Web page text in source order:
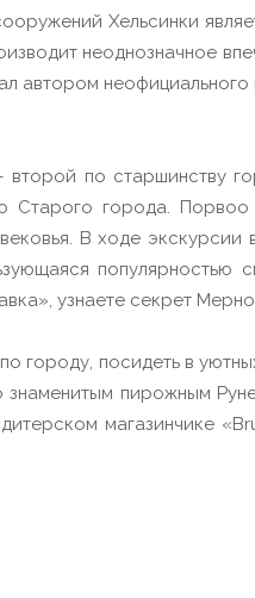
Хельсинки
неоднозначное
автором
по старшинству
Старого города.
В ходе
популярностью
узнаете секрет
городу, посидеть в
пирожным
магазинчике